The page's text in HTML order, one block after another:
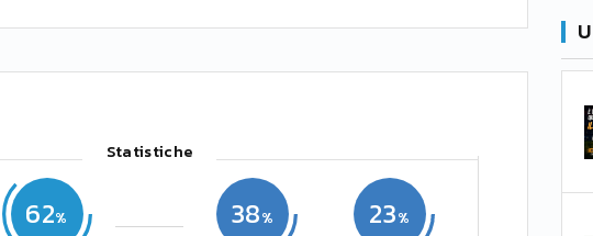
Statistiche
62 38 23